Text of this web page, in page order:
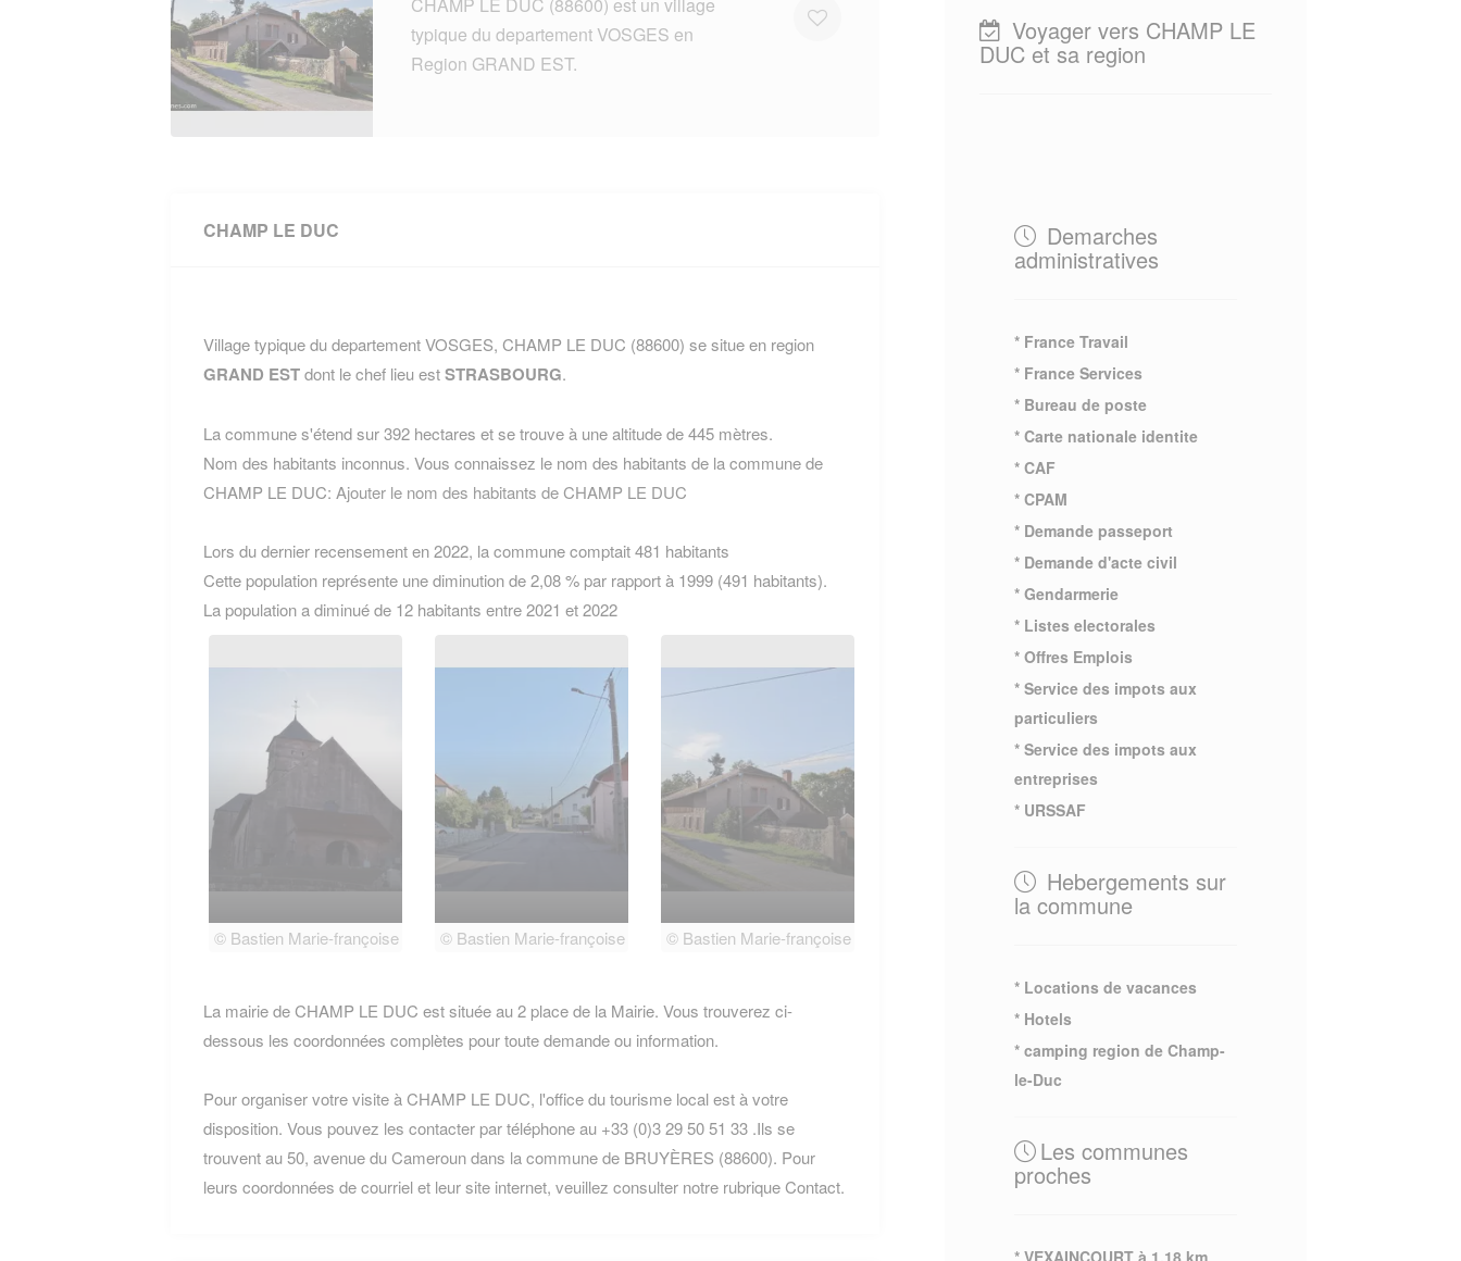
typique du departement VOSGES en
Region GRAND EST.
CHAMP LE DUC
Village typique du departement VOSGES, CHAMP LE DUC (88600) se situe en region
GRAND ESTdont le chef lieu estSTRASBOURG.
La commune s'étend sur 392 hectares et se trouve à une altitude de 445 mètres.
Nom des habitants inconnus. Vous connaissez le nom des habitants de la commune de
CHAMP LE DUC: Ajouter le nom des habitants de CHAMP LE DUC
Lors du dernier recensement en 2022, la commune comptait 481 habitants
Cette population représente une diminution de 2,08 % par rapport à 1999 (491 habitants).
La population a diminué de 12 habitants entre 2021 et 2022
© Bastien Marie-françoise © Bastien Marie-françoise © Bastien Marie-françoise
La mairie de CHAMP LE DUC est située au 2 place de la Mairie. Vous trouverez ci-
dessous les coordonnées complètes pour toute demande ou information.
Pour organiser votre visite à CHAMP LE DUC, l'office du tourisme local est à votre
disposition. Vous pouvez les contacter par téléphone au +33 (0)3 29 50 51 33 .Ils se
trouvent au 50, avenue du Cameroun dans la commune de BRUYÈRES (88600). Pour
leurs coordonnées de courriel et leur site internet, veuillez consulter notre rubrique Contact.
Voyager vers CHAMP LE
DUC et sa region
Demarches
administratives
* France Travail
* France Services
* Bureau de poste
* Carte nationale identite
* CAF
* CPAM
* Demande passeport
* Demande d'acte civil
* Gendarmerie
* Listes electorales
* Offres Emplois
* Service des impots aux
particuliers
* Service des impots aux
entreprises
* URSSAF
Hebergements sur
la commune
* Locations de vacances
* Hotels
* camping region de Champ-
le-Duc
Les communes
proches
* VEXAINCOURT à 1.18 km